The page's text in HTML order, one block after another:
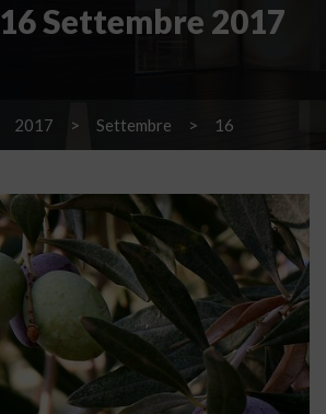
16 Settembre 2017
2017 Settembre 16